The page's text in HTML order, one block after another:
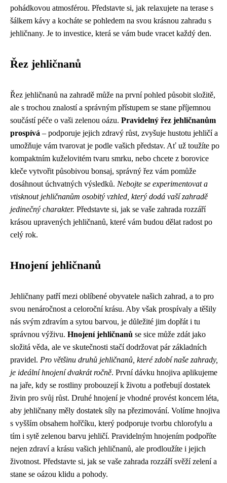
pohádkovou atmosférou. Představte si, jak relaxujete na terase s
šálkem kávy a kocháte se pohledem na svou krásnou zahradu s
jehličnany. Je to investice, která se vám bude vracet každý den.
Řez jehličnanů
Řez jehličnanů na zahradě může na první pohled působit složitě,
ale s trochou znalostí a správným přístupem se stane příjemnou
součástí péče o vaši zelenou oázu. Pravidelný řez jehličnanům
prospívá – podporuje jejich zdravý růst, zvyšuje hustotu jehličí a
umožňuje vám tvarovat je podle vašich představ. Ať už toužíte po
kompaktním kuželovitém tvaru smrku, nebo chcete z borovice
kleče vytvořit působivou bonsaj, správný řez vám pomůže
dosáhnout úchvatných výsledků. Nebojte se experimentovat a
vtisknout jehličnanům osobitý vzhled, který dodá vaší zahradě
jedinečný charakter. Představte si, jak se vaše zahrada rozzáří
krásou upravených jehličnanů, které vám budou dělat radost po
celý rok.
Hnojení jehličnanů
Jehličnany patří mezi oblíbené obyvatele našich zahrad, a to pro
svou nenáročnost a celoroční krásu. Aby však prospívaly a těšily
nás svým zdravím a sytou barvou, je důležité jim dopřát i tu
správnou výživu. Hnojení jehličnanů se sice může zdát jako
složitá věda, ale ve skutečnosti stačí dodržovat pár základních
pravidel. Pro většinu druhů jehličnanů, které zdobí naše zahrady,
je ideální hnojení dvakrát ročně. První dávku hnojiva aplikujeme
na jaře, kdy se rostliny probouzejí k životu a potřebují dostatek
živin pro svůj růst. Druhé hnojení je vhodné provést koncem léta,
aby jehličnany měly dostatek síly na přezimování. Volíme hnojiva
s vyšším obsahem hořčíku, který podporuje tvorbu chlorofylu a
tím i sytě zelenou barvu jehličí. Pravidelným hnojením podpoříte
nejen zdraví a krásu vašich jehličnanů, ale prodloužíte i jejich
životnost. Představte si, jak se vaše zahrada rozzáří svěží zelení a
stane se oázou klidu a pohody.